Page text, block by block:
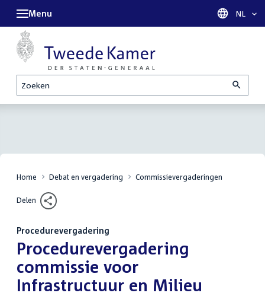
Zoeken
Menu Taal
NL
Home Debat en vergadering Commissievergaderingen
Delen
Procedurevergadering
:Procedurevergadering
commissie voor
Infrastructuur en Milieu